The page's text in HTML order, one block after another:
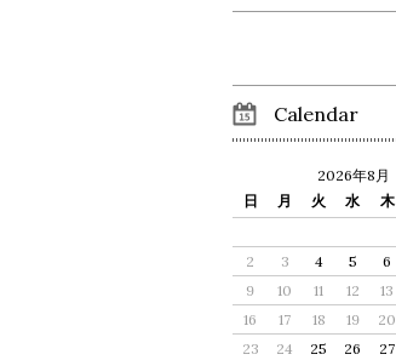
Calendar
2026年8月
日
月 火 水 木
2
3 4 5 6
9
10 11 12 13
16
17 18 19 20
23
24 25 26 27